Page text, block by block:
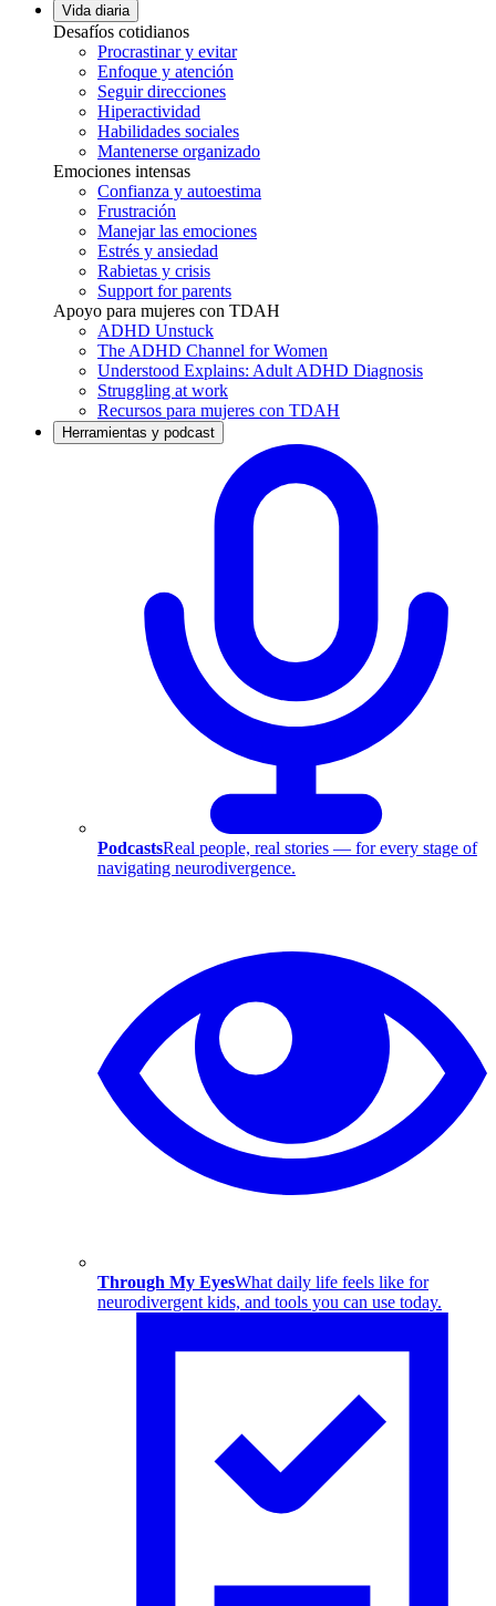
Vida diaria
Desafíos cotidianos
Procrastinar y evitar
Enfoque y atención
Seguir direcciones
Hiperactividad
Habilidades sociales
Mantenerse organizado
Emociones intensas
Confianza y autoestima
Frustración
Manejar las emociones
Estrés y ansiedad
Rabietas y crisis
Support for parents
Apoyo para mujeres con TDAH
ADHD Unstuck
The ADHD Channel for Women
Understood Explains: Adult ADHD Diagnosis
Struggling at work
Recursos para mujeres con TDAH
Herramientas y podcast
PodcastsReal people, real stories — for every stage of
navigating neurodivergence.
Through My EyesWhat daily life feels like for
neurodivergent kids, and tools you can use today.